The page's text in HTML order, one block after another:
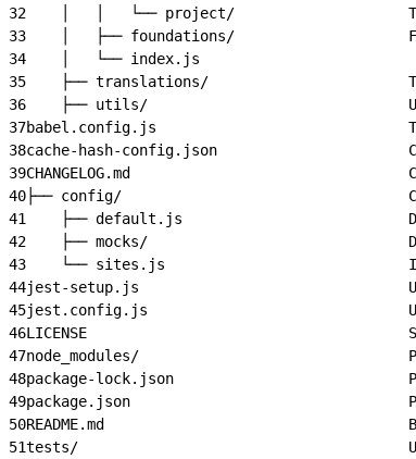
32
│   │   └── project/
33
│   ├── foundations/
34
    │   └── index.js
35
├── translations/
36
├── utils/
37babel.config.js
38cache-hash-config.json
39CHANGELOG.md
40 ├── config/
41
├── default.js
42
├── mocks/
43
└── sites.js
44jest-setup.js
45jest.config.js                              Unit
46LICENSE
47node_modules/
48package-lock.json
49package.json
50README.md
51tests/